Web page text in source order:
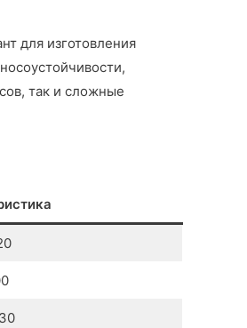
для изготовления
так и сложные